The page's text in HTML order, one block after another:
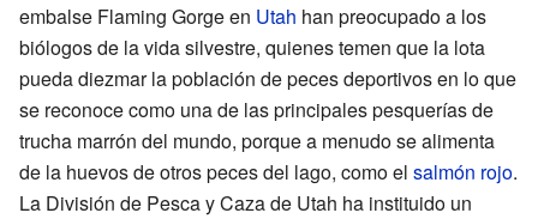
embalse Flaming Gorge en Utah han preocupado a los
biólogos de la vida silvestre, quienes temen que la lota
pueda diezmar la población de peces deportivos en lo que
se reconoce como una de las principales pesquerías de
trucha marrón del mundo, porque a menudo se alimenta
de la huevos de otros peces del lago, como el salmón rojo.
La División de Pesca y Caza de Utah ha instituido un